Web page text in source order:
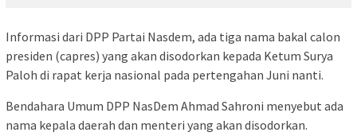
Informasi dari DPP Partai Nasdem, ada tiga nama bakal calon
presiden (capres) yang akan disodorkan kepada Ketum Surya
Paloh di rapat kerja nasional pada pertengahan Juni nanti.
Bendahara Umum DPP NasDem Ahmad Sahroni menyebut ada
nama kepala daerah dan menteri yang akan disodorkan.